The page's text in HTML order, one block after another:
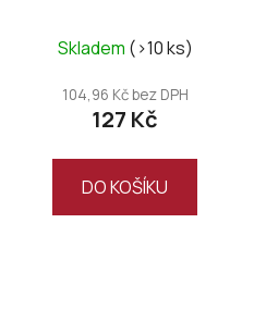
Skladem (>10 ks)
104,96 Kč bez DPH
127 Kč
DO KOŠÍKU